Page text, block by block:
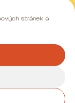
stránek a
13, Karlín, 186